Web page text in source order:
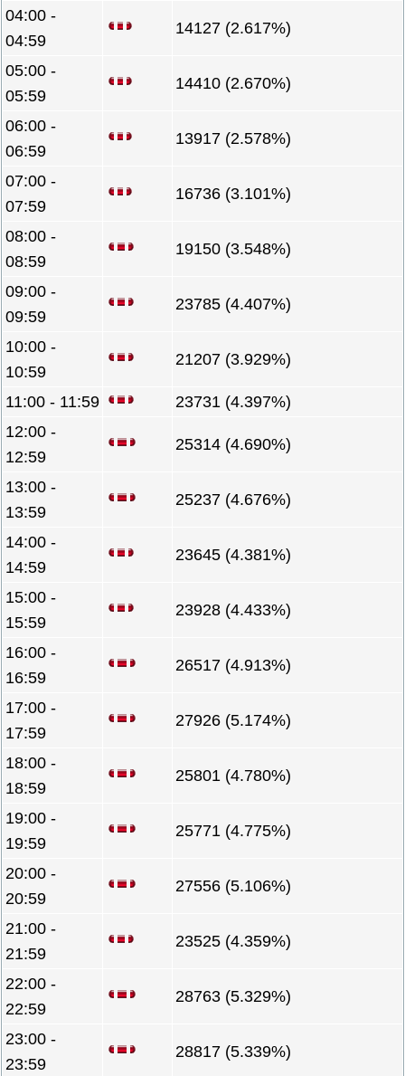
04:00 -
04:59
14127 (2.617%)
05:00 -
05:59
14410 (2.670%)
06:00 -
06:59
13917 (2.578%)
07:00 -
07:59
16736 (3.101%)
08:00 -
08:59
19150 (3.548%)
09:00 -
09:59
23785 (4.407%)
10:00 -
10:59
21207 (3.929%)
11:00 - 11:59
23731 (4.397%)
12:00 -
12:59
25314 (4.690%)
13:00 -
13:59
25237 (4.676%)
14:00 -
14:59
23645 (4.381%)
15:00 -
15:59
23928 (4.433%)
16:00 -
16:59
26517 (4.913%)
17:00 -
17:59
27926 (5.174%)
18:00 -
18:59
25801 (4.780%)
19:00 -
19:59
25771 (4.775%)
20:00 -
20:59
27556 (5.106%)
21:00 -
21:59
23525 (4.359%)
22:00 -
22:59
28763 (5.329%)
23:00 -
23:59
28817 (5.339%)